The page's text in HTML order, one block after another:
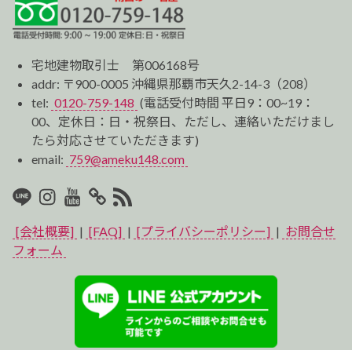
宅地建物取引士 第006168号
addr: 〒900-0005 沖縄県那覇市天久2-14-3（208）
tel: 0120-759-148 (電話受付時間 平日9：00~19：
00、定休日：日・祝祭日、ただし、連絡いただけまし
たら対応させていただきます)
email: 759@ameku148.com
LINEInstagram
Youtube
マ
イ
ス
ト
RSS2
[会社概要] | [FAQ] | [プライバシーポリシー] | お問合せ
フォーム